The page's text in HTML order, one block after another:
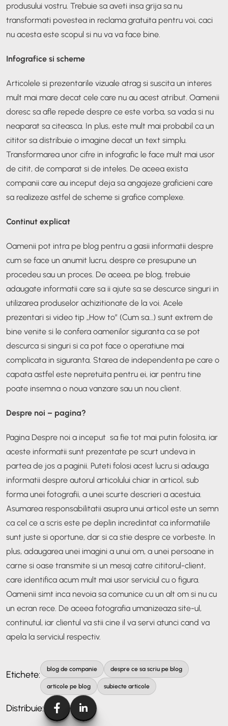
produsului vostru. Trebuie sa aveti insa grija sa nu
transformati povestea in reclama gratuita pentru voi, caci
nu acesta este scopul si nu va va face bine.
Infografice si scheme
Articolele si prezentarile vizuale atrag si suscita un interes
mult mai mare decat cele care nu au acest atribut. Oamenii
doresc sa afle repede despre ce este vorba, sa vada si nu
neaparat sa citeasca. In plus, este mult mai probabil ca un
cititor sa distribuie o imagine decat un text simplu.
Transformarea unor cifre in infografic le face mult mai usor
de citit, de comparat si de inteles. De aceea exista
companii care au inceput deja sa angajeze graficieni care
sa realizeze astfel de scheme si grafice complexe.
Continut explicat
Oamenii pot intra pe blog pentru a gasii informatii despre
cum se face un anumit lucru, despre ce presupune un
procedeu sau un proces. De aceea, pe blog, trebuie
adaugate informatii care sa ii ajute sa se descurce singuri in
utilizarea produselor achizitionate de la voi. Acele
prezentari si video tip „How to” (Cum sa…) sunt extrem de
bine venite si le confera oamenilor siguranta ca se pot
descurca si singuri si ca pot face o operatiune mai
complicata in siguranta. Starea de independenta pe care o
capata astfel este nepretuita pentru ei, iar pentru tine
poate insemna o noua vanzare sau un nou client.
Despre noi – pagina?
Pagina Despre noi a inceput sa fie tot mai putin folosita, iar
aceste informatii sunt prezentate pe scurt undeva in
partea de jos a paginii. Puteti folosi acest lucru si adauga
informatii despre autorul articolului chiar in articol, sub
forma unei fotografii, a unei scurte descrieri a acestuia.
Asumarea responsabilitatii asupra unui articol este un semn
ca cel ce a scris este pe deplin incredintat ca informatiile
sunt juste si oportune, dar si ca stie despre ce vorbeste. In
plus, adaugarea unei imagini a unui om, a unei persoane in
carne si oase transmite si un mesaj catre cititorul-client,
care identifica acum mult mai usor serviciul cu o figura.
Oamenii simt inca nevoia sa comunice cu un alt om si nu cu
un ecran rece. De aceea fotografia umanizeaza site-ul,
continutul, iar clientul va stii cine il va servi atunci cand va
apela la serviciul respectiv.
Etichete: blog de companie despre ce sa scriu pe blog
articole pe blog subiecte articole
Distribuie: